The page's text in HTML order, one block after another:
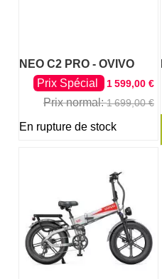
NEO C2 PRO - OVIVO
Prix Spécial
1 599,00 €
Prix normal 1 699,00 €
En rupture de stock